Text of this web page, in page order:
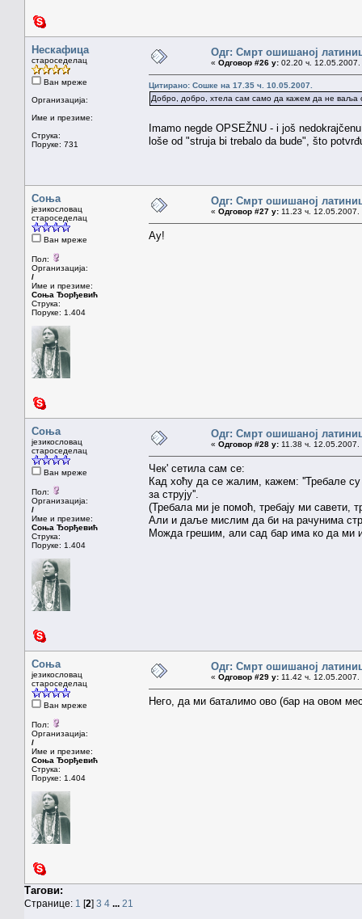
Нескафица
староседелац
Ван мреже
Организација:
Име и презиме:
Струка:
Поруке: 731
Одг: Смрт ошишаној
« Одговор #26 у: 02.20 ч. 12.05.2007.
Цитирано: Сошке на 17.35 ч. 10.05.2007.
Добро, добро, хтела сам само да кажем да не ваља
Imamo negde OPSEŽNU - i još
loše od "struja bi trebalo da bude", što
Соња
језикословац
староседелац
Ван мреже
Пол:
Организација:
/
Име и презиме:
Соња Ђорђевић
Струка:
Поруке: 1.404
Одг: Смрт ошишаној
« Одговор #27 у: 11.23 ч. 12.05.2007.
Ау!
Соња
језикословац
староседелац
Ван мреже
Пол:
Организација:
/
Име и презиме:
Соња Ђорђевић
Струка:
Поруке: 1.404
Одг: Смрт ошишаној
« Одговор #28 у: 11.38 ч. 12.05.2007.
Чек' сетила сам се:
Кад хоћу да се жалим, кажем: ''Требале су
за струју''.
(Требала ми је помоћ, требају ми савети,
Али и даље мислим да би на рачунима
Можда грешим, али сад бар има ко да ми
Соња
језикословац
староседелац
Ван мреже
Пол:
Организација:
/
Име и презиме:
Соња Ђорђевић
Струка:
Поруке: 1.404
Одг: Смрт ошишаној
« Одговор #29 у: 11.42 ч. 12.05.2007.
Него, да ми баталимо ово (бар на овом
Тагови:
Странице: 1 [2] 3 4 ... 21